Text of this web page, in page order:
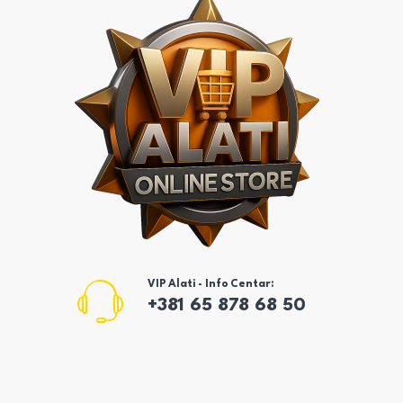
VIP Alati - Info Centar:
+381 65 878 68 50